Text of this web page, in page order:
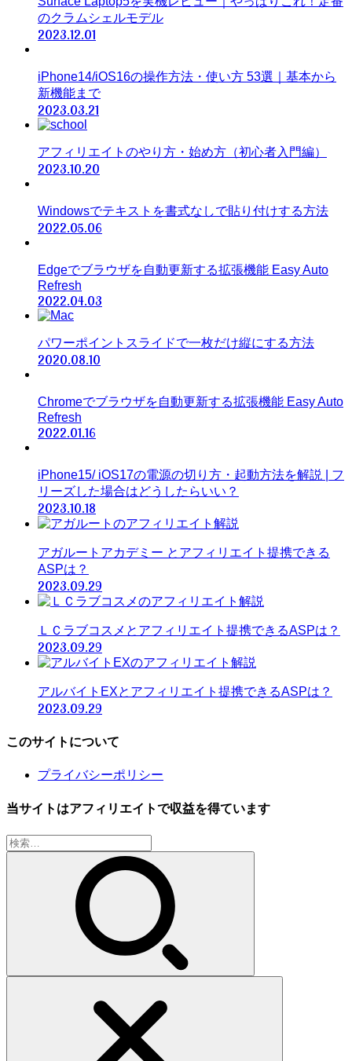
のクラムシェルモデル
2023.12.01
iPhone14/iOS16の操作方法・使い方 53選｜基本から
新機能まで
2023.03.21
アフィリエイトのやり方・始め方（初心者入門編）
2023.10.20
Windowsでテキストを書式なしで貼り付けする方法
2022.05.06
Edgeでブラウザを自動更新する拡張機能 Easy Auto
Refresh
2022.04.03
パワーポイントスライドで一枚だけ縦にする方法
2020.08.10
Chromeでブラウザを自動更新する拡張機能 Easy Auto
Refresh
2022.01.16
iPhone15/ iOS17の電源の切り方・起動方法を解説 | フ
リーズした場合はどうしたらいい？
2023.10.18
アガルートアカデミー とアフィリエイト提携できる
ASPは？
2023.09.29
ＬＣラブコスメとアフィリエイト提携できるASPは？
2023.09.29
アルバイトEXとアフィリエイト提携できるASPは？
2023.09.29
このサイトについて
プライバシーポリシー
当サイトはアフィリエイトで収益を得ています
検
索: